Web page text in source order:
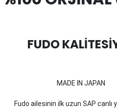
FUDO
MADE IN JAPAN
Fudo ailesinin ilk uzun SAP canlı